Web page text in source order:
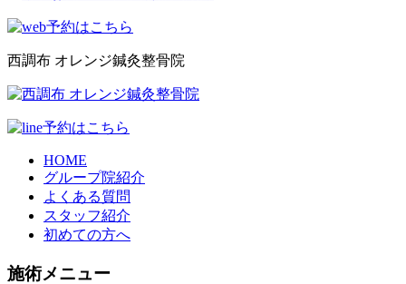
西調布 オレンジ鍼灸整骨院
HOME
グループ院紹介
よくある質問
スタッフ紹介
初めての方へ
施術メニュー